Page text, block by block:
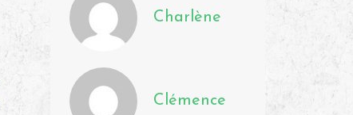
Charlène
Clémence